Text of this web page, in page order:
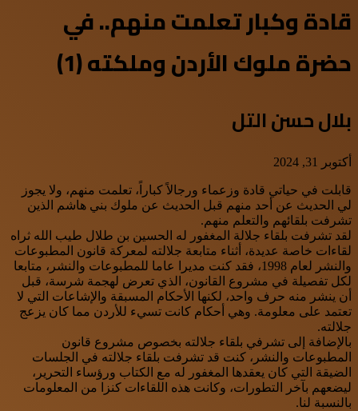
قادة وكبار تعلمت منهم.. في
حضرة ملوك الأردن وملكته (1)
بلال حسن التل
أكتوبر 31, 2024
قابلت في حياتي قادة وزعماء ورجالاً كباراً، تعلمت منهم، ولا يجوز
لي الحديث عن أحد منهم قبل الحديث عن ملوك بني هاشم الذين
تشرفت بلقائهم والتعلم منهم.
لقد تشرفت بلقاء جلالة المغفور له الحسين بن طلال طيب الله ثراه
لقاءات خاصة عديدة، أثناء متابعة جلالته لمعركة قانون المطبوعات
والنشر لعام 1998، فقد كنت مديرا عاما للمطبوعات والنشر، متابعا
لكل تفصيلة في مشروع القانون، الذي تعرض لهجمة شرسة، قبل
أن ينشر منه حرف واحد، لكنها الأحكام المسبقة والإشاعات التي لا
تعتمد على معلومة. وهي أحكام كانت تسيء للأردن مما كان يزعج
جلالته.
بالإضافة إلى تشرفي بلقاء جلالته بخصوص مشروع قانون
المطبوعات والنشر، كنت قد تشرفت بلقاء جلالته في الجلسات
الضيقة التي كان يعقدها المغفور له مع الكتاب ورؤساء التحرير،
ليضعهم بآخر التطورات، وكانت هذه اللقاءات كنزا من المعلومات
بالنسبة لنا.